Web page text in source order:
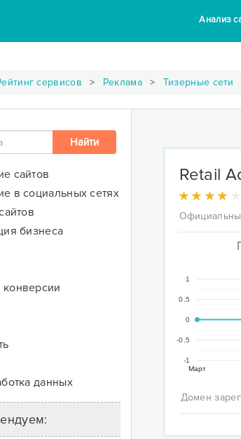
Анализ
сервисов Реклама Тизерные сети
сайтов
в социальных сетях
бизнеса
данных
Retail
Март
-1
-0.5
0
0.5
1
Домен